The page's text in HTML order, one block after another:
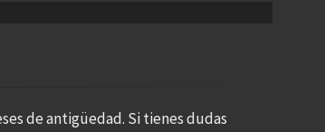
de antigüedad. Si tienes dudas